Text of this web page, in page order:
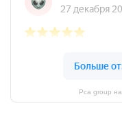
Pca group